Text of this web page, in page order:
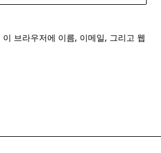
브라우저에 이름, 이메일, 그리고 웹